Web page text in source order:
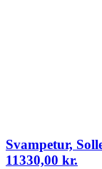
Svampetur,
11330,00 kr.